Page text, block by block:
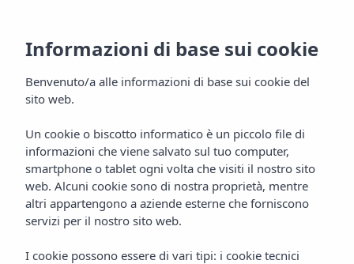
Telefoni & Licenze
Vibra Hotels
Informazioni di base sui cookie
Benvenuto/a alle informazioni di base sui cookie del
sito web.
Un cookie o biscotto informatico è un piccolo file di
informazioni che viene salvato sul tuo computer,
smartphone o tablet ogni volta che visiti il nostro sito
web. Alcuni cookie sono di nostra proprietà, mentre
altri appartengono a aziende esterne che forniscono
servizi per il nostro sito web.
I cookie possono essere di vari tipi: i cookie tecnici